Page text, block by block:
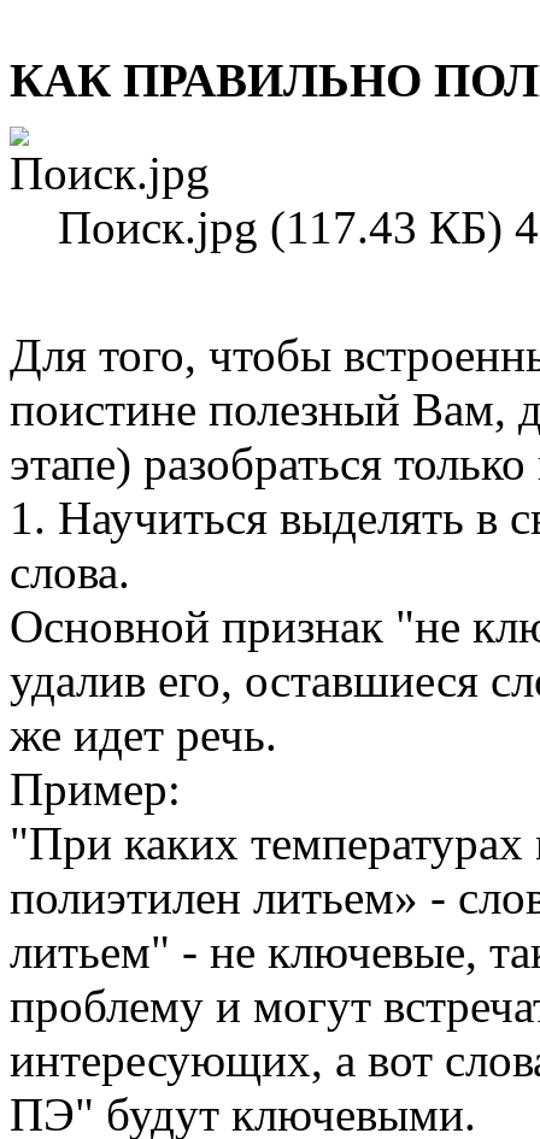
КАК ПРАВИЛЬНО
Поиск.jpg (117.43 КБ)
Для того, чтобы
поистине полезный Вам,
этапе) разобраться
1. Научиться выделять
слова.
Основной признак "не
удалив его, оставшиеся
же идет речь.
Пример:
"При каких
полиэтилен литьем» -
литьем" - не ключевые,
проблему и могут
интересующих, а вот
ПЭ" будут ключевыми.